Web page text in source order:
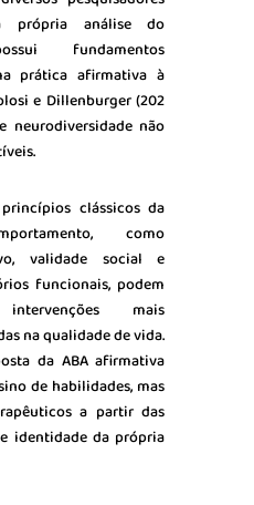
própria análise do
fundamentos
prática afirmativa à
e Dillenburger (202
neurodiversidade não
clássicos da
como
validade social e
funcionais, podem
mais
na qualidade de vida.
da ABA afirmativa
de habilidades, mas
a partir das
identidade da própria